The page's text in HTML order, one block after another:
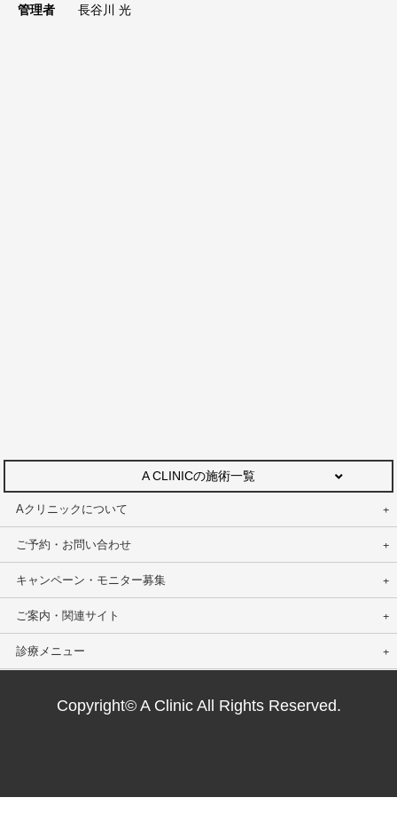
管理者
長谷川 光
A CLINICの施術一覧
Aクリニックについて
ご予約・お問い合わせ
キャンペーン・モニター募集
ご案内・関連サイト
診療メニュー
Copyright© A Clinic All Rights Reserved.